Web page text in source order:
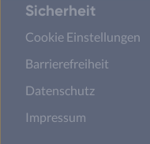
Sicherheit
Cookie Einstellungen
Barrierefreiheit
Datenschutz
Impressum